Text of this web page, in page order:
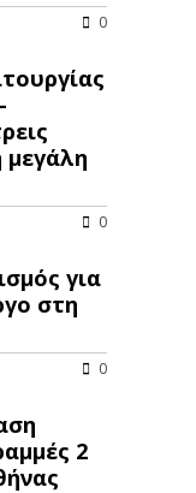
0
μεγάλη
0
για
στη
0
2